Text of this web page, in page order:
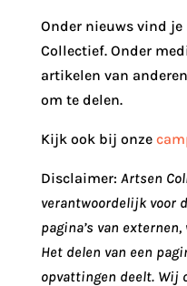
Onder nieuws vind
Collectief. Onder
artikelen van
om te delen.
Kijk ook bij onze
Disclaimer: Artsen
verantwoordelijk voor
pagina’s van
Het delen van een
opvattingen deelt. Wij